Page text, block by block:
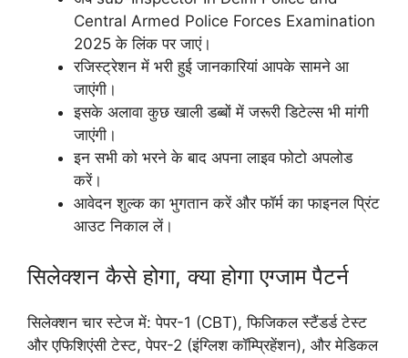
Central Armed Police Forces Examination
2025 के लिंक पर जाएं।
रजिस्ट्रेशन में भरी हुई जानकारियां आपके सामने आ
जाएंगी।
इसके अलावा कुछ खाली डब्बों में जरूरी डिटेल्स भी मांगी
जाएंगी।
इन सभी को भरने के बाद अपना लाइव फोटो अपलोड
करें।
आवेदन शुल्क का भुगतान करें और फॉर्म का फाइनल प्रिंट
आउट निकाल लें।
सिलेक्शन कैसे होगा, क्या होगा एग्जाम पैटर्न
सिलेक्शन चार स्टेज में: पेपर-1 (CBT), फिजिकल स्टैंडर्ड टेस्ट
और एफिशिएंसी टेस्ट, पेपर-2 (इंग्लिश कॉम्प्रिहेंशन), और मेडिकल